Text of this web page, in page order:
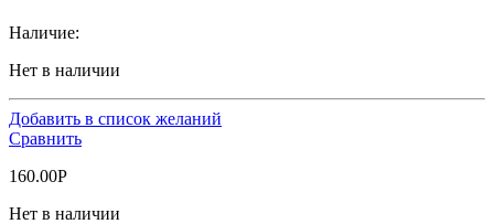
Наличие:
Нет в наличии
Добавить в список желаний
Сравнить
160.00Р
Нет в наличии